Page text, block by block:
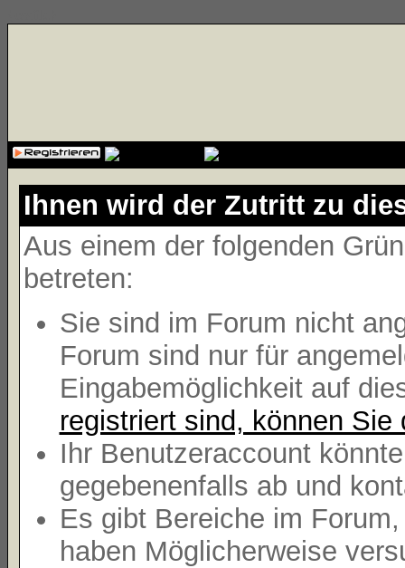
Ihnen wird der Zutritt zu
Aus einem der folgenden
betreten:
Sie sind im Forum nicht
Forum sind nur für
Eingabemöglichkeit auf
registriert sind, können Sie
Ihr Benutzeraccount
gegebenenfalls ab und
Es gibt Bereiche im
haben Möglicherweise